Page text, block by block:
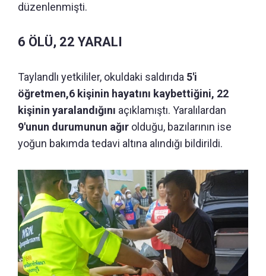
düzenlenmişti.
6 ÖLÜ, 22 YARALI
Taylandlı yetkililer, okuldaki saldırıda 5'i
öğretmen,6 kişinin hayatını kaybettiğini, 22
kişinin yaralandığını açıklamıştı. Yaralılardan
9'unun durumunun ağır olduğu, bazılarının ise
yoğun bakımda tedavi altına alındığı bildirildi.